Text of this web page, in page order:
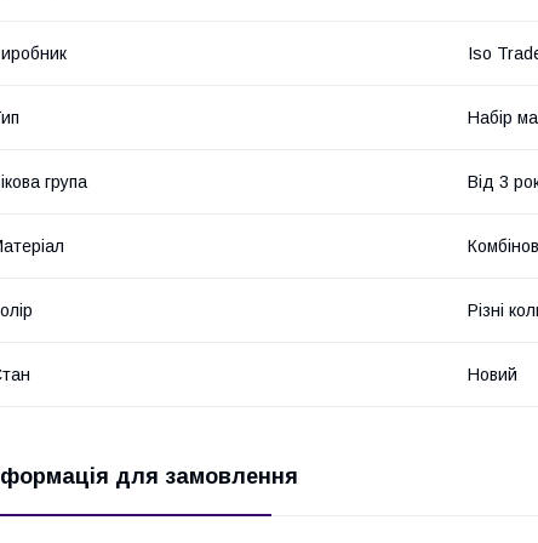
Iso
Набір
група Від 3
Різні
Новий
для замовлення